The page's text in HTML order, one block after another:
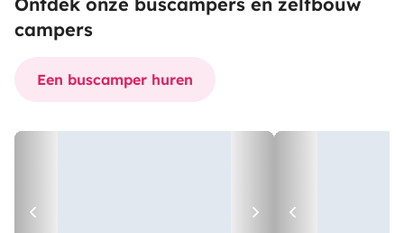
campers
Een buscamper huren